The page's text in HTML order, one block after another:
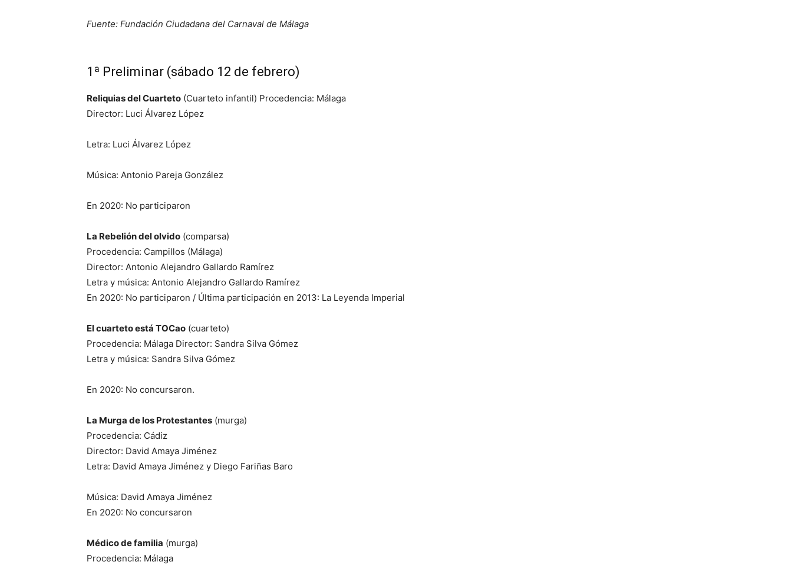
Fuente: Fundación Ciudadana del Carnaval de Málaga
1ª Preliminar (sábado 12 de febrero)
Reliquias del Cuarteto (Cuarteto infantil) Procedencia: Málaga
Director: Luci Álvarez López
Letra: Luci Álvarez López
Música: Antonio Pareja González
En 2020: No participaron
La Rebelión del olvido (comparsa)
Procedencia: Campillos (Málaga)
Director: Antonio Alejandro Gallardo Ramírez
Letra y música: Antonio Alejandro Gallardo Ramírez
En 2020: No participaron / Última participación en 2013: La Leyenda Imperial
El cuarteto está TOCao (cuarteto)
Procedencia: Málaga Director: Sandra Silva Gómez
Letra y música: Sandra Silva Gómez
En 2020: No concursaron.
La Murga de los Protestantes (murga)
Procedencia: Cádiz
Director: David Amaya Jiménez
Letra: David Amaya Jiménez y Diego Fariñas Baro
Música: David Amaya Jiménez
En 2020: No concursaron
Médico de familia (murga)
Procedencia: Málaga